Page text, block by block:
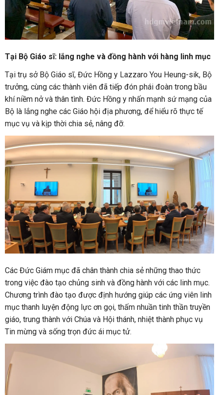
Tại Bộ Giáo sĩ: lắng nghe và đồng hành với hàng linh mục
Tại trụ sở Bộ Giáo sĩ, Đức Hồng y Lazzaro You Heung-sik, Bộ
trưởng, cùng các thành viên đã tiếp đón phái đoàn trong bầu
khí niềm nở và thân tình. Đức Hồng y nhấn mạnh sứ mạng của
Bộ là lắng nghe các Giáo hội địa phương, để hiểu rõ thực tế
mục vụ và kịp thời chia sẻ, nâng đỡ.
Các Đức Giám mục đã chân thành chia sẻ những thao thức
trong việc đào tạo chủng sinh và đồng hành với các linh mục.
Chương trình đào tạo được định hướng giúp các ứng viên linh
mục thanh luyện động lực ơn gọi, thấm nhuần tinh thần truyền
giáo, trung thành với Chúa và Hội thánh, nhiệt thành phục vụ
Tin mừng và sống trọn đức ái mục tử.